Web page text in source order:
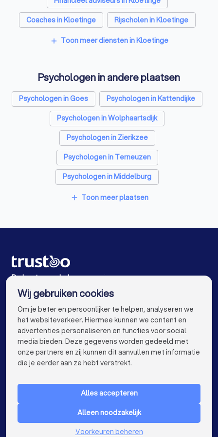
Coaches in Kloetinge
Rijscholen in Kloetinge
Relatietherapeuten in Kloetinge
Hypotheekadviseurs in Kloetinge
Personal trainers in Kloetinge
Diëtisten in Kloetinge
add Toon meer diensten in Kloetinge
Psychologen in andere plaatsen
Psychologen in Goes
Psychologen in Kattendijke
Psychologen in Wolphaartsdijk
Psychologen in Zierikzee
Psychologen in Terneuzen
Psychologen in Middelburg
Psychologen in Oost-Souburg
Psychologen in Rotterdam
Psychologen in Den Haag
Psychologen in Eindhoven
Psychologen in Tilburg
Psychologen in Groningen
Psychologen in Almere
Psychologen in Breda
Psychologen in Nijmegen
Psychologen in Arnhem
Psychologen in Amersfoort
Psychologen in Apeldoorn
add Toon meer plaatsen
De beste psychologen voor jou
VOOR PARTICULIEREN keyboard_arrow_down
Nederland
Wij gebruiken cookies
Om je beter en persoonlijker te helpen, analyseren we
het websiteverkeer. Hiermee kunnen we content en
advertenties personaliseren en functies voor social
media bieden. Deze gegevens worden gedeeld met
onze partners en zij kunnen dit aanvullen met informatie
die je eerder aan ze hebt verstrekt.
Alles accepteren
Alleen noodzakelijk
Voorkeuren beheren